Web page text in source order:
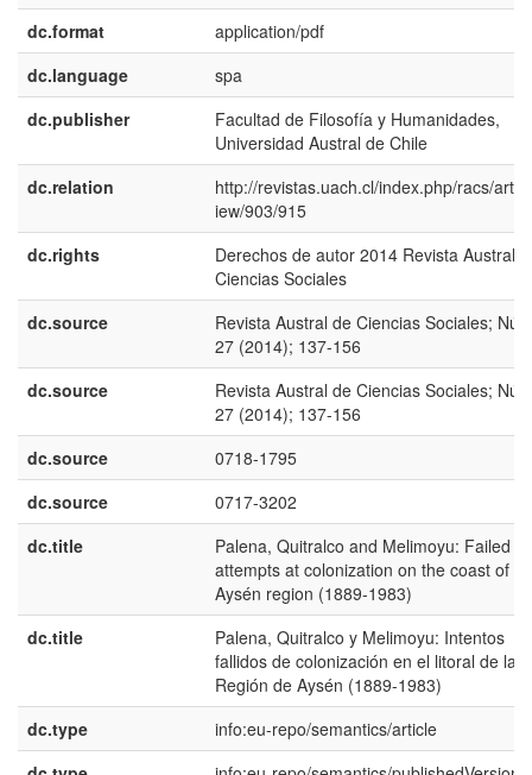
dc.format
application/pdf
dc.language
spa
dc.publisher
Facultad de Filosofía y Humanidades,
Universidad Austral de Chile
dc.relation
http://revistas.uach.cl/index.php/racs/
iew/903/915
dc.rights
Derechos de autor 2014 Revista Austral
Ciencias Sociales
dc.source
Revista Austral de Ciencias Sociales;
27 (2014); 137-156
dc.source
Revista Austral de Ciencias Sociales;
27 (2014); 137-156
dc.source
0718-1795
dc.source
0717-3202
dc.title
Palena, Quitralco and Melimoyu: Failed
attempts at colonization on the coast of
Aysén region (1889-1983)
dc.title
Palena, Quitralco y Melimoyu: Intentos
fallidos de colonización en el litoral de la
Región de Aysén (1889-1983)
dc.type
info:eu-repo/semantics/article